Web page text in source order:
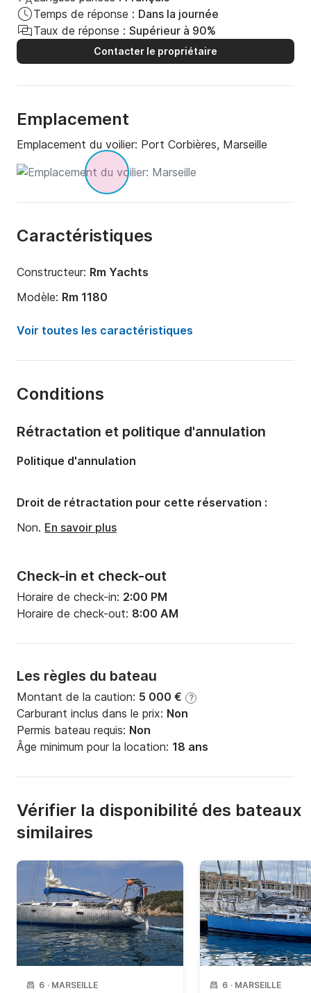
Temps de réponse : Dans la journée
Taux de réponse : Supérieur à 90%
Contacter le propriétaire
Emplacement
Emplacement du voilier: Port Corbières, Marseille
Caractéristiques
Constructeur: Rm Yachts
Modèle: Rm 1180
Année:
Nombre de couchages:
Nombre de salles de bains:
Tirant d'eau:2.25m
Puissance moteur:50cv
Voir toutes les caractéristiques
Conditions
Check-in et check-out
Horaire de check-in: 2:00 PM
Horaire de check-out: 8:00 AM
Les règles du bateau
Montant de la caution: 5 000 € ?
Carburant inclus dans le prix: Non
Permis bateau requis: Non
Âge minimum pour la location: 18 ans
Rétractation et politique d'annulation
Politique d'annulation
Droit de rétractation pour cette réservation :
Non. En savoir plus
Vérifier la disponibilité des bateaux
similaires
6 · MARSEILLE 6 · MARSEILLE